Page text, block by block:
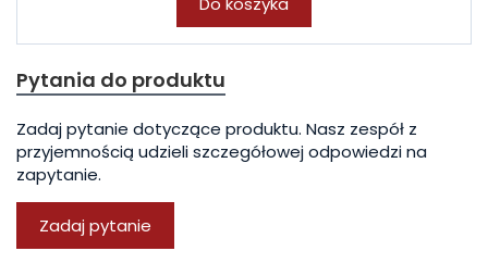
Pytania do produktu
Zadaj pytanie dotyczące produktu. Nasz zespół z
przyjemnością udzieli szczegółowej odpowiedzi na
zapytanie.
Zadaj pytanie